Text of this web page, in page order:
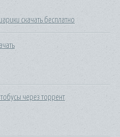
скачать бесплатно
через торрент